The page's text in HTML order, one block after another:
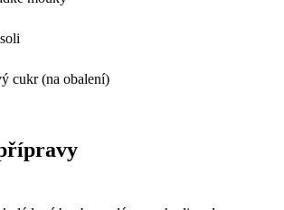
cukr (na obalení)